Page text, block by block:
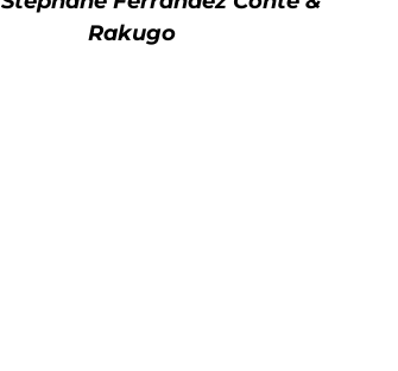
Rakugo